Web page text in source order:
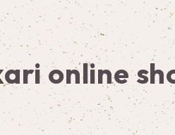
online